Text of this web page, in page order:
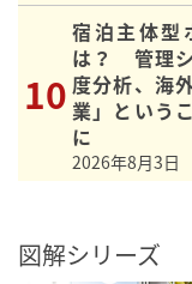
宿泊主体型
は？ 管理
度分析、海
業」という
に
2026年8月3日
図解シリーズ